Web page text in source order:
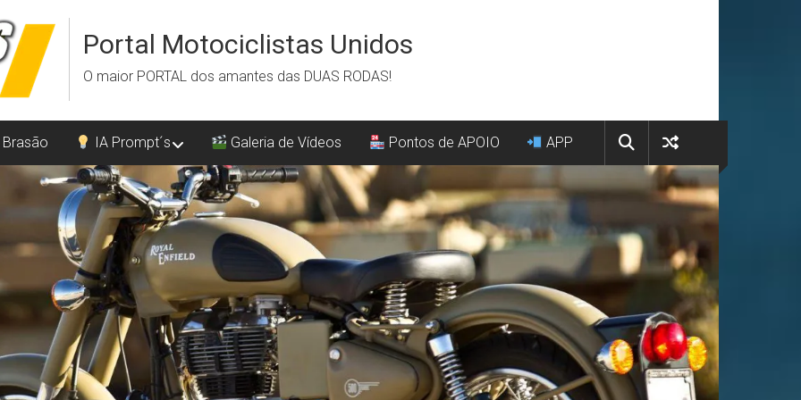
Portal Motociclistas Unidos
O maior PORTAL dos amantes das DUAS RODAS!
IA Prompt´s Galeria de Vídeos Pontos de APOIO APP